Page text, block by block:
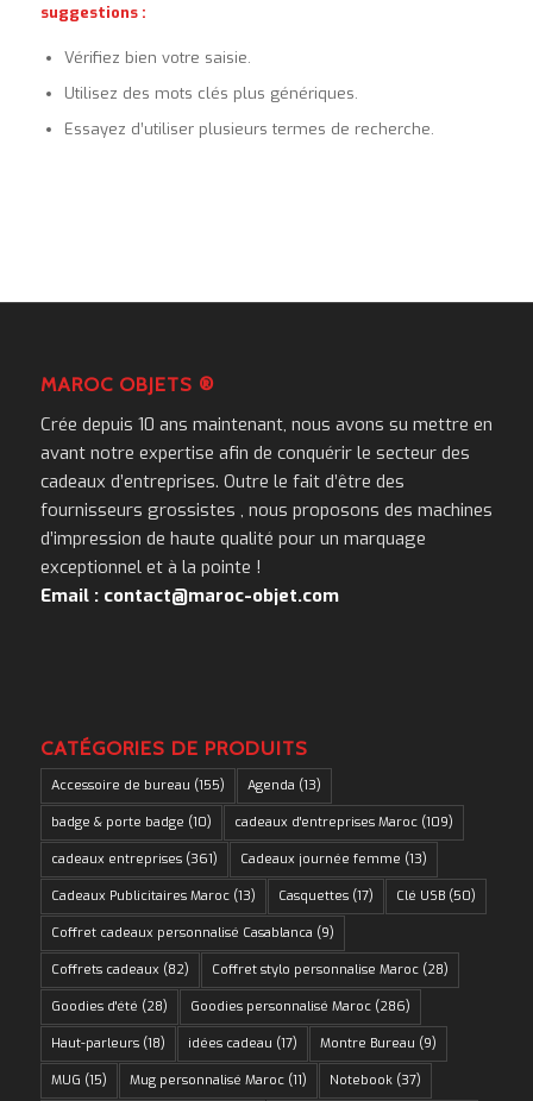
suggestions :
Vérifiez bien votre saisie.
Utilisez des mots clés plus génériques.
Essayez d’utiliser plusieurs termes de recherche.
MAROC OBJETS ®
Crée depuis 10 ans maintenant, nous avons su mettre en
avant notre expertise afin de conquérir le secteur des
cadeaux d’entreprises. Outre le fait d’être des
fournisseurs grossistes , nous proposons des machines
d’impression de haute qualité pour un marquage
exceptionnel et à la pointe !
Email : contact@maroc-objet.com
CATÉGORIES DE PRODUITS
Accessoire de bureau (155) Agenda (13)
badge & porte badge (10) cadeaux d'entreprises Maroc(109)
cadeaux entreprises(361) Cadeaux journée femme (13)
Cadeaux Publicitaires Maroc(13) Casquettes(17) Clé USB(50)
Coffret cadeaux personnalisé Casablanca (9)
Coffrets cadeaux (82) Coffret stylo personnalise Maroc(28)
Goodies d'été (28) Goodies personnalisé Maroc(286)
Haut-parleurs(18) idées cadeau (17) Montre Bureau (9)
MUG (15) Mug personnalisé Maroc(11) Notebook(37)